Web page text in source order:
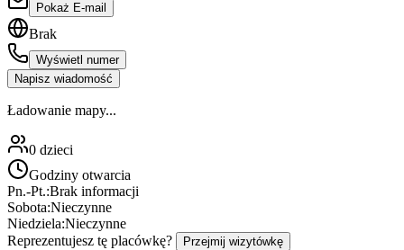
Pokaż E-mail
Brak
Wyświetl numer
Napisz wiadomość
Ładowanie mapy...
0 dzieci
Godziny otwarcia
Pn.-Pt.:Brak informacji
Sobota:Nieczynne
Niedziela:Nieczynne
Reprezentujesz tę placówkę?
Przejmij wizytówkę